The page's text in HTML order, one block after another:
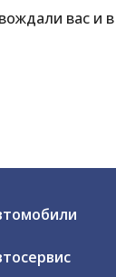
вас и